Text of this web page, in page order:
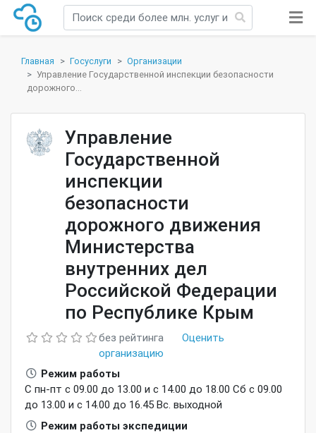
Главная Госуслуги
Организации
Управление Государственной инспекции безопасности
дорожного...
Управление
Государственной
инспекции
безопасности
дорожного движения
Министерства
внутренних дел
Российской Федерации
по Республике Крым
без рейтинга
Оценить
организацию
Режим работы
С пн-пт с 09.00 до 13.00 и с 14.00 до 18.00 Сб с 09.00
до 13.00 и с 14.00 до 16.45 Вс. выходной
Режим работы экспедиции